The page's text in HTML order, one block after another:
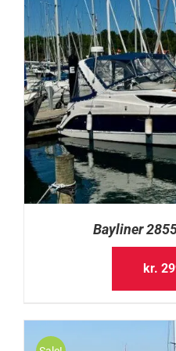
Bayliner
kr.